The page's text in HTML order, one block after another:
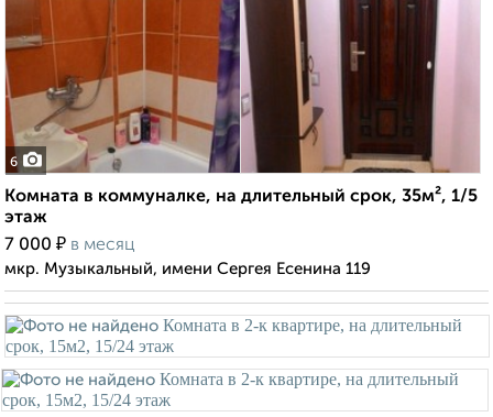
6
Комната в коммуналке, на длительный срок, 35м², 1/5
этаж
7 000 ₽ в месяц
мкр. Музыкальный, имени Сергея Есенина 119